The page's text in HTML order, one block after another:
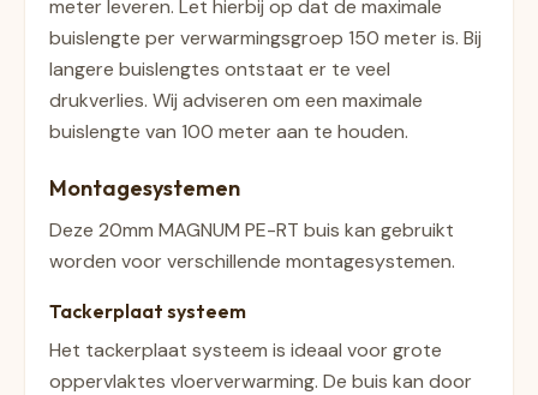
meter leveren. Let hierbij op dat de maximale
buislengte per verwarmingsgroep 150 meter is. Bij
langere buislengtes ontstaat er te veel
drukverlies. Wij adviseren om een maximale
buislengte van 100 meter aan te houden.
Montagesystemen
Deze 20mm MAGNUM PE-RT buis kan gebruikt
worden voor verschillende montagesystemen.
Tackerplaat systeem
Het tackerplaat systeem is ideaal voor grote
oppervlaktes vloerverwarming. De buis kan door